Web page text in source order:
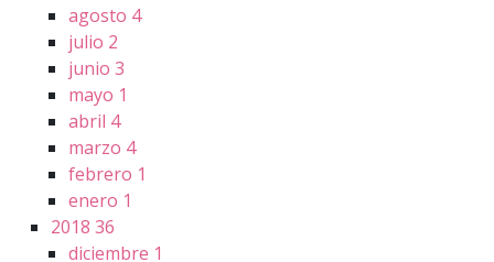
agosto 4
julio 2
junio 3
mayo 1
abril 4
marzo 4
febrero 1
enero 1
2018 36
diciembre 1